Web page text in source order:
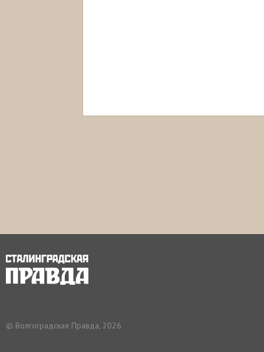
© Волгоградская Правда, 2026